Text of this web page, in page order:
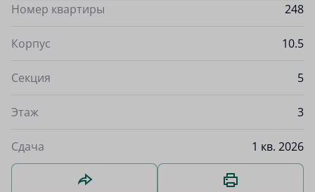
Номер квартиры 248
Корпус 10.5
Секция 5
Этаж 3
Сдача 1 кв. 2026